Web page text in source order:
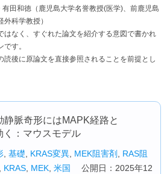
田和徳（鹿児島大学名誉教授(医学)、前鹿児島
科学教授）
はなく、すぐれた論文を紹介する意図で書かれ
す。
読後に原論文を直接参照されることを前提とし
脈奇形にはMAPK経路と
く：マウスモデル
基礎 KRAS変異 MEK阻害剤
RAS阻
KRAS MEK 米国
公開日：2025年12